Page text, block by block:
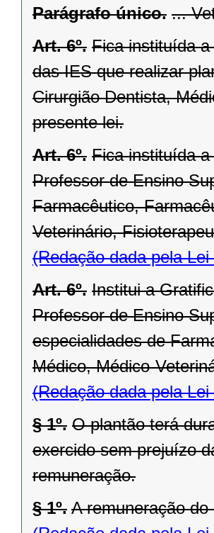
Parágrafo único. ...
Art. 6º. Fica instituída
das IES que realizar
Cirurgião Dentista,
presente lei.
Art. 6º. Fica instituída
Professor de Ensino
Farmacêutico,
Veterinário,
(Redação dada pela
Art. 6º. Institui a
Professor de Ensino
especialidades de
Médico, Médico-
(Redação dada pela
§ 1º. O plantão terá
exercido sem prejuízo
remuneração.
§ 1º. A remuneração